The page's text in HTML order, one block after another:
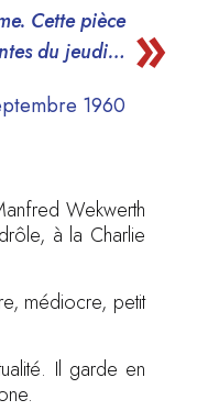
Cette pièce
du jeudi…
1960
Wekwerth
à la Charlie
médiocre, petit
Il garde en